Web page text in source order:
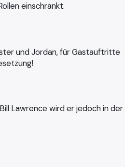
einschränkt.
und Jordan, für Gastauftritte
Lawrence wird er jedoch in der